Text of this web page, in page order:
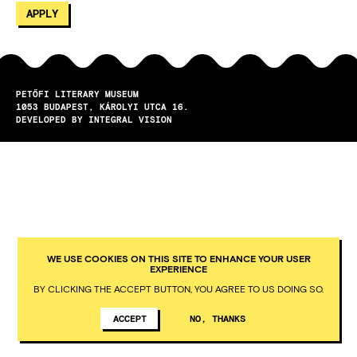
PETŐFI LITERARY MUSEUM
1053
BUDAPEST
KÁROLYI UTCA 16.
DEVELOPED BY INTEGRAL VISION
WE USE COOKIES ON THIS SITE TO ENHANCE YOUR USER
EXPERIENCE
BY CLICKING THE ACCEPT BUTTON, YOU AGREE TO US DOING SO.
ACCEPT NO, THANKS